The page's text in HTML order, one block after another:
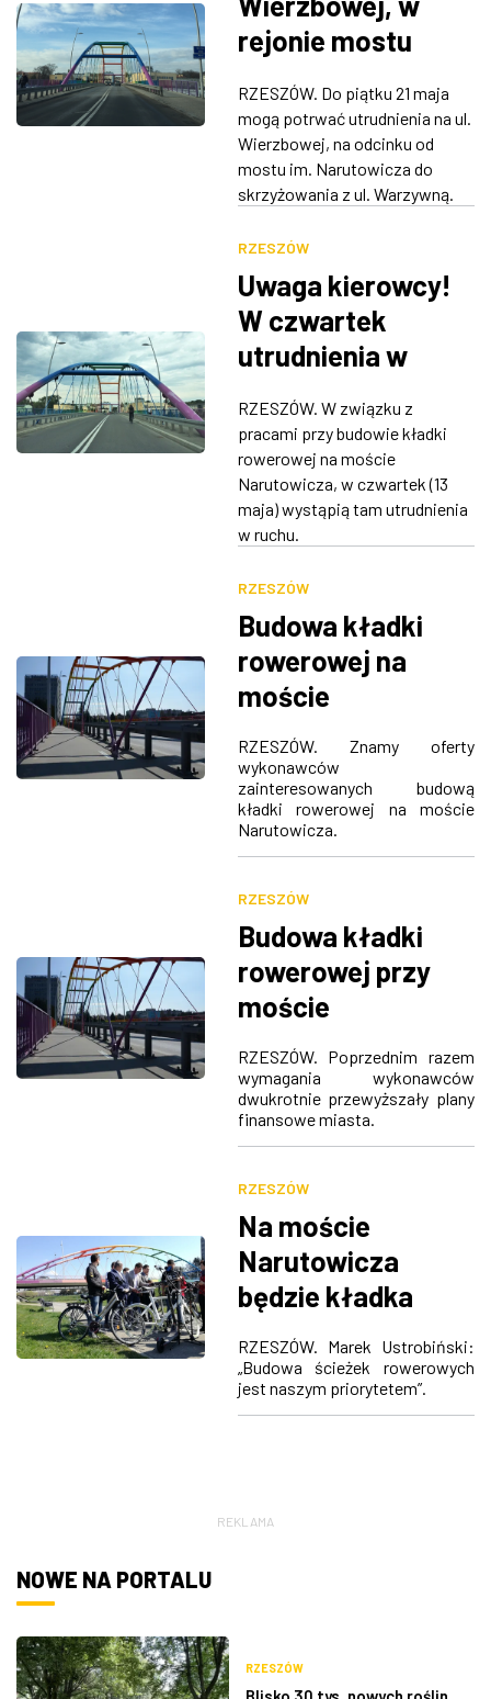
rejonie mostu
RZESZÓW. Do piątku 21 maja
mogą potrwać utrudnienia na ul.
Wierzbowej, na odcinku od
mostu im. Narutowicza do
skrzyżowania z ul. Warzywną.
RZESZÓW
Uwaga kierowcy!
W czwartek
utrudnienia w
Narutowicza
RZESZÓW. W związku z
pracami przy budowie kładki
rowerowej na moście
Narutowicza, w czwartek (13
maja) wystąpią tam utrudnienia
w ruchu.
RZESZÓW
Budowa kładki
rowerowej na
moście
Narutowicza.
Czeka nas
powtórka z
rozrywki?
RZESZÓW. Znamy oferty
wykonawców
zainteresowanych budową
kładki rowerowej na moście
Narutowicza.
RZESZÓW
Budowa kładki
rowerowej przy
moście
Narutowicza.
Miasto ponownie
szuka wykonawcy
RZESZÓW. Poprzednim razem
wymagania wykonawców
dwukrotnie przewyższały plany
finansowe miasta.
RZESZÓW
Na moście
Narutowicza
będzie kładka
kompozytowa dla
rowerzystów
RZESZÓW. Marek Ustrobiński:
„Budowa ścieżek rowerowych
jest naszym priorytetem”.
REKLAMA
NOWE NA PORTALU
RZESZÓW